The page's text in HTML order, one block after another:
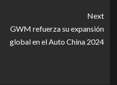
Next
GWM refuerza su expansión
global en el Auto China 2024